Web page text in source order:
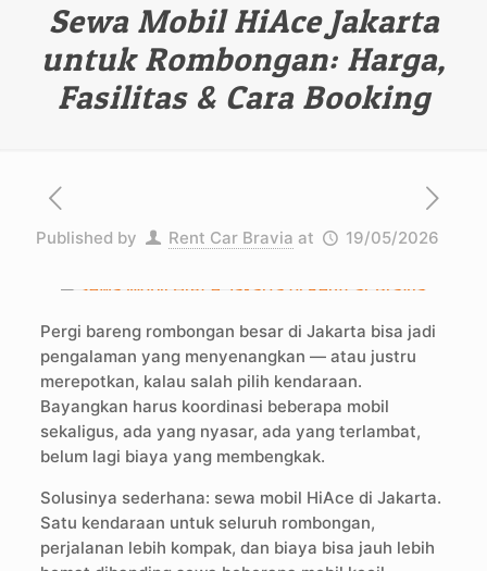
Sewa Mobil HiAce Jakarta
untuk Rombongan: Harga,
Fasilitas & Cara Booking
Published by Rent Car Bravia at 19/05/2026
Pergi bareng rombongan besar di Jakarta bisa jadi
pengalaman yang menyenangkan — atau justru
merepotkan, kalau salah pilih kendaraan.
Bayangkan harus koordinasi beberapa mobil
sekaligus, ada yang nyasar, ada yang terlambat,
belum lagi biaya yang membengkak.
Solusinya sederhana: sewa mobil HiAce di Jakarta.
Satu kendaraan untuk seluruh rombongan,
perjalanan lebih kompak, dan biaya bisa jauh lebih